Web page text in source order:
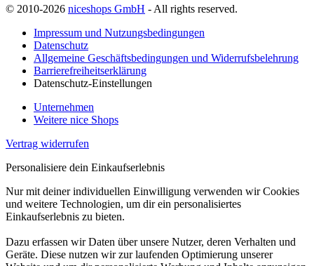
© 2010-2026 niceshops GmbH - All rights reserved.
Impressum und Nutzungsbedingungen
Datenschutz
Allgemeine Geschäftsbedingungen und Widerrufsbelehrung
Barrierefreiheitserklärung
Datenschutz-Einstellungen
Unternehmen
Weitere nice Shops
Vertrag widerrufen
Personalisiere dein Einkaufserlebnis
Nur mit deiner individuellen Einwilligung verwenden wir Cookies
und weitere Technologien, um dir ein personalisiertes
Einkaufserlebnis zu bieten.
Dazu erfassen wir Daten über unsere Nutzer, deren Verhalten und
Geräte. Diese nutzen wir zur laufenden Optimierung unserer